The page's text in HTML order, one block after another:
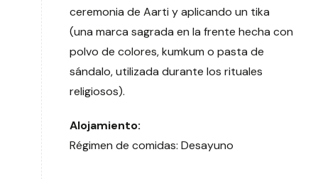
ceremonia de Aarti y aplicando un tika
(una marca sagrada en la frente hecha con
polvo de colores, kumkum o pasta de
sándalo, utilizada durante los rituales
religiosos).
Alojamiento:
Régimen de comidas: Desayuno